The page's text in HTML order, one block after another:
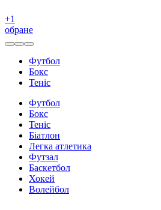
+1
обране
Футбол
Бокс
Теніс
Футбол
Бокс
Теніс
Біатлон
Легка атлетика
Футзал
Баскетбол
Хокей
Волейбол